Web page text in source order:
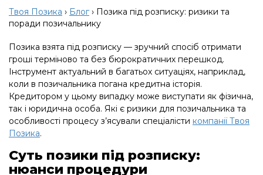
Твоя Позика › Блог› Позика під розписку: ризики та
поради позичальнику
Позика взята під розписку — зручний спосіб отримати
гроші терміново та без бюрократичних перешкод.
Інструмент актуальний в багатьох ситуаціях, наприклад,
коли в позичальника погана кредитна історія.
Кредитором у цьому випадку може виступати як фізична,
так і юридична особа. Які є ризики для позичальника та
особливості процесу з’ясували спеціалісти компанії Твоя
Позика.
Суть позики під розписку:
нюанси процедури